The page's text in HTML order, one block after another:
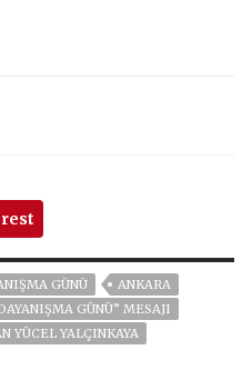
GÜNÜ
ANKARA
GÜNÜ” MESAJI
YÜCEL YALÇINKAYA